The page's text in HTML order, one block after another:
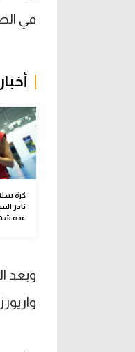
في
كرة سلة
نادر
عدة
وبعد